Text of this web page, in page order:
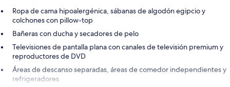
Ropa de cama hipoalergénica, sábanas de algodón egipcio y
colchones con pillow-top
Bañeras con ducha y secadores de pelo
Televisiones de pantalla plana con canales de televisión premium y
reproductores de DVD
Áreas de descanso separadas, áreas de comedor independientes y
refrigeradores